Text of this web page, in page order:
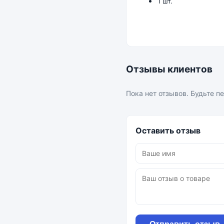
Отзывы клиентов
Пока нет отзывов. Будьте
Оставить отзыв